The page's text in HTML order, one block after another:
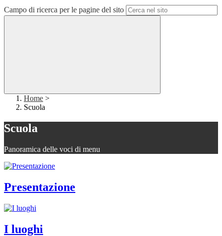
Campo di ricerca per le pagine del sito
Home >
Scuola
Scuola
Panoramica delle voci di menu
Presentazione
I luoghi